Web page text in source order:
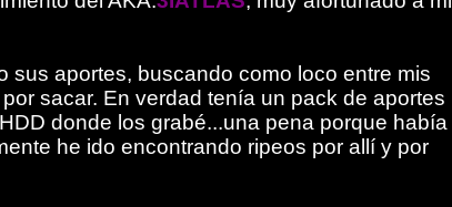
sus aportes, buscando como loco entre mis
sacar. En verdad tenía un pack de aportes
donde los grabé...una pena porque había
he ido encontrando ripeos por allí y por